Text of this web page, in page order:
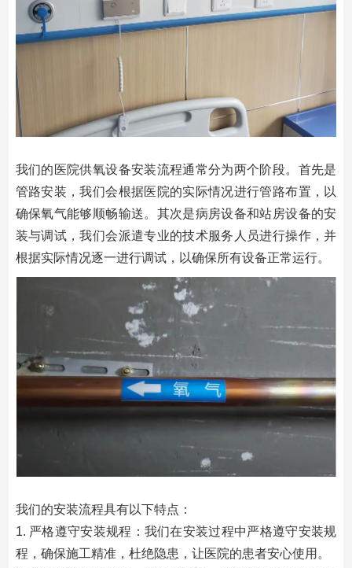
我们的医院供氧设备安装流程通常分为两个阶段。首先是
管路安装，我们会根据医院的实际情况进行管路布置，以
确保氧气能够顺畅输送。其次是病房设备和站房设备的安
装与调试，我们会派遣专业的技术服务人员进行操作，并
根据实际情况逐一进行调试，以确保所有设备正常运行。
我们的安装流程具有以下特点：
1. 严格遵守安装规程：我们在安装过程中严格遵守安装规
程，确保施工精准，杜绝隐患，让医院的患者安心使用。